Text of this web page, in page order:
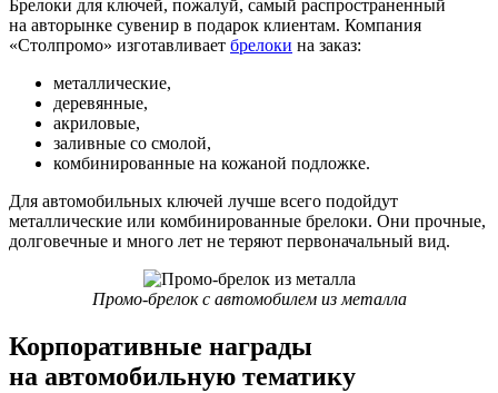
Брелоки для ключей, пожалуй, самый распространенный
на авторынке сувенир в подарок клиентам. Компания
«Столпромо» изготавливает брелоки на заказ:
металлические,
деревянные,
акриловые,
заливные со смолой,
комбинированные на кожаной подложке.
Для автомобильных ключей лучше всего подойдут
металлические или комбинированные брелоки. Они прочные,
долговечные и много лет не теряют первоначальный вид.
Промо-брелок с автомобилем из металла
Корпоративные награды
на автомобильную тематику